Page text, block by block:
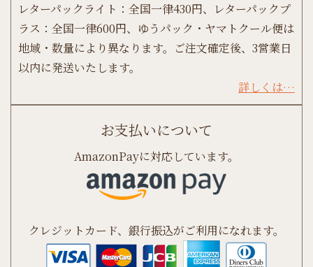
レターパックライト：全国一律430円、レターパックプ
ラス：全国一律600円、ゆうパック・ヤマトクール便は
地域・数量により異なります。ご注文確定後、3営業日
以内に発送いたします。
詳しくは…
お支払いについて
AmazonPayに対応しています。
クレジットカード、銀行振込がご利用になれます。